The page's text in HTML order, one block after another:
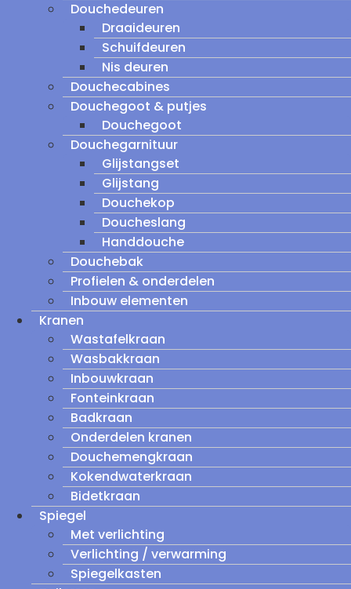
Douchedeuren
Draaideuren
Schuifdeuren
Nis deuren
Douchecabines
Douchegoot & putjes
Douchegoot
Douchegarnituur
Glijstangset
Glijstang
Douchekop
Doucheslang
Handdouche
Douchebak
Profielen & onderdelen
Inbouw elementen
Kranen
Wastafelkraan
Wasbakkraan
Inbouwkraan
Fonteinkraan
Badkraan
Onderdelen kranen
Douchemengkraan
Kokendwaterkraan
Bidetkraan
Spiegel
Met verlichting
Verlichting / verwarming
Spiegelkasten